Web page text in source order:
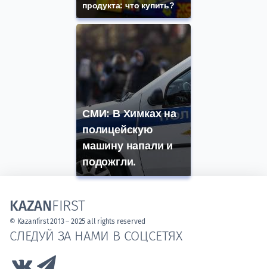
продукта: что купить?
СМИ: В Химках на
полицейскую
машину напали и
подожгли.
СЛЕДУЙ ЗА НАМИ В СОЦСЕТЯХ
Link to Vk
KAZANFIRST
© Kazanfirst 2013 – 2025 all rights reserved